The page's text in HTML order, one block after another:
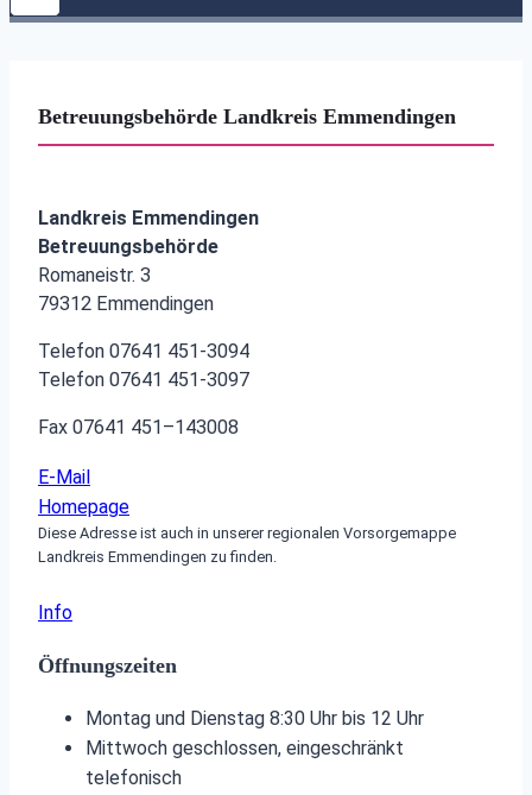
Betreuungsbehörde Landkreis Emmendingen
Landkreis Emmendingen
Betreuungsbehörde
Romaneistr. 3
79312 Emmendingen
Telefon 07641 451‑3094
Telefon 07641 451‑3097
Fax 07641 451–143008
E-Mail
Homepage
Diese Adresse ist auch in unserer regionalen Vorsorgemappe
Landkreis Emmendingen zu finden.
Info
Öffnungszeiten
Montag und Dienstag 8:30 Uhr bis 12 Uhr
Mittwoch geschlossen, eingeschränkt
telefonisch